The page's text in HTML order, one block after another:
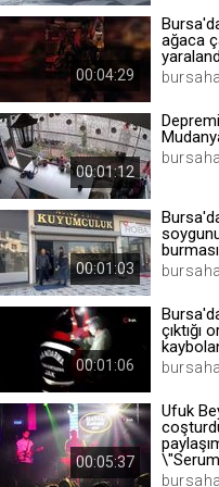
00:04:29
ağaca
00:01:12
00:01:03
00:01:06
çıktığı
00:05:37
Ufuk